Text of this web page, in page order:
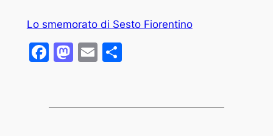
Lo smemorato di Sesto Fiorentino
Facebook
Mastodon
EmailCondividi